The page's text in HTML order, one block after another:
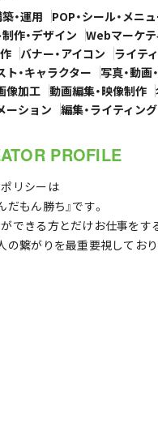
・運用 POP・シール・メニ
作・デザイン Webマーケ
バナー・アイコン
ライテ
ト・キャラクター
写真・動画
像加工 動画編集・映像制作
ーション 編集・ライティング
PROFILE
リシーは
だもん勝ち』です。
できる方とだけお仕事をす
の繋がりを最重要視しており